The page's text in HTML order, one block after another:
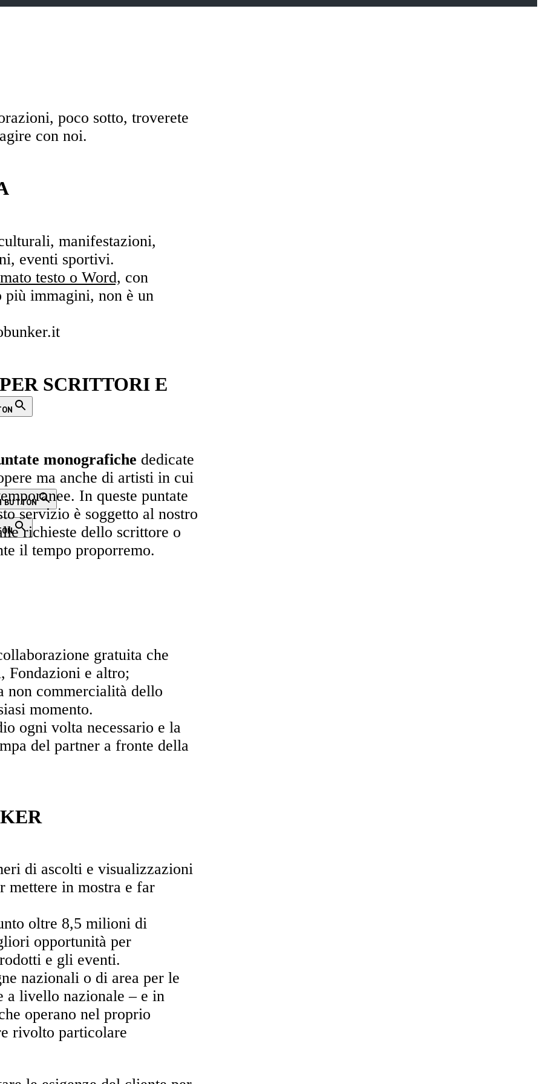
BUTTON
poco sotto, troverete
con noi.
manifestazioni,
eventi sportivi.
testo o Word, con
immagini, non è un
SCRITTORI E
monografiche dedicate
ma anche di artisti in cui
In queste puntate
servizio è soggetto al nostro
richieste dello scrittore o
il tempo proporremo.
gratuita che
Fondazioni e altro;
non commercialità dello
momento.
ogni volta necessario e la
del partner a fronte della
di ascolti e visualizzazioni
mettere in mostra e far
oltre 8,5 milioni di
opportunità per
e gli eventi.
nazionali o di area per le
a livello nazionale – e in
operano nel proprio
rivolto particolare